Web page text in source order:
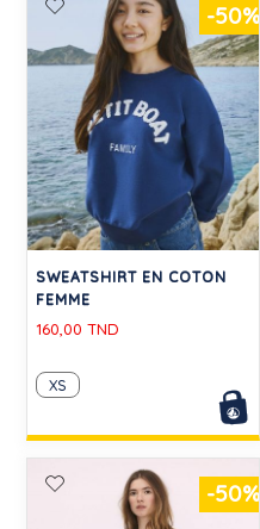
-50%
SWEATSHIRT EN COTON
FEMME
160,00 TND
XS
-50%